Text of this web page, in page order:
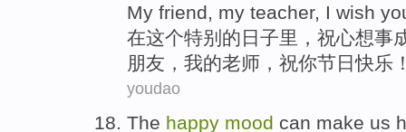
My friend, my teacher, I wish
在这个特别 的 日子里 ， 祝心想事
朋友 ，我的老师 ，祝你节日快乐
youdao
The happy mood can make us